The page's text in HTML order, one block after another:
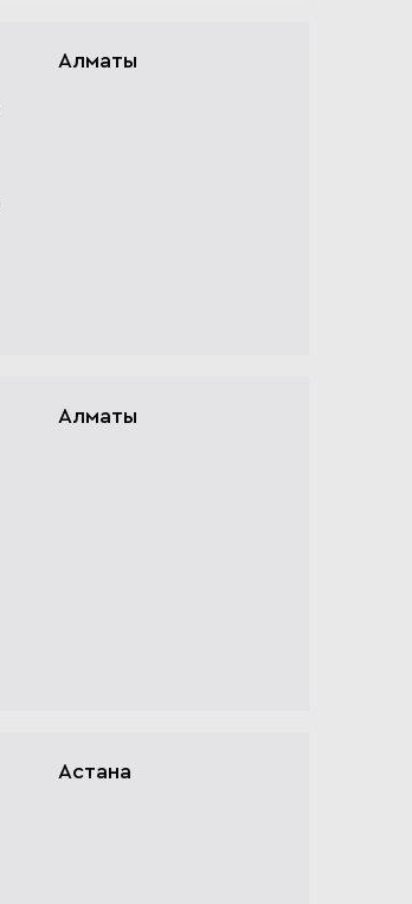
Алматы
Алматы
Астана